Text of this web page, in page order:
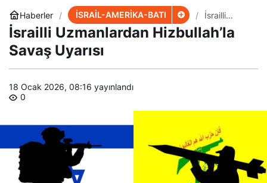
Haberler İSRAİL-AMERİKA-BATI
İsrailli
Uzmanlarda
n
İsrailli Uzmanlardan Hizbullah’la
Savaş Uyarısı
18 Ocak 2026, 08:16 yayınlandı
0